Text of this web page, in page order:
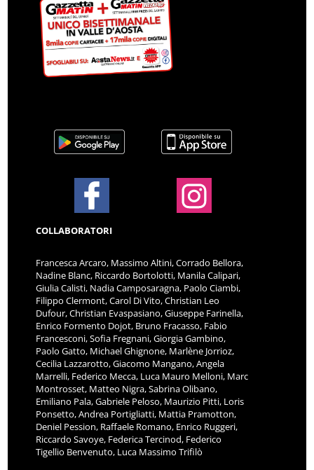
COLLABORATORI
Francesca Arcaro, Massimo Altini, Corrado Bellora,
Nadine Blanc, Riccardo Bortolotti, Manila Calipari,
Giulia Calisti, Nadia Camposaragna, Paolo Ciambi,
Filippo Clermont, Carol Di Vito, Christian Leo
Dufour, Christian Evaspasiano, Giuseppe Farinella,
Enrico Formento Dojot, Bruno Fracasso, Fabio
Francesconi, Sofia Fregnani, Giorgia Gambino,
Paolo Gatto, Michael Ghignone, Marlène Jorrioz,
Cecilia Lazzarotto, Giacomo Mangano, Angela
Marrelli, Federico Mecca, Luca Mauro Melloni, Marc
Montrosset, Matteo Nigra, Sabrina Olibano,
Emiliano Pala, Gabriele Peloso, Maurizio Pitti, Loris
Ponsetto, Andrea Portigliatti, Mattia Pramotton,
Deniel Pession, Raffaele Romano, Enrico Ruggeri,
Riccardo Savoye, Federica Tercinod, Federico
Tigellio Benvenuto, Luca Massimo Trifilò